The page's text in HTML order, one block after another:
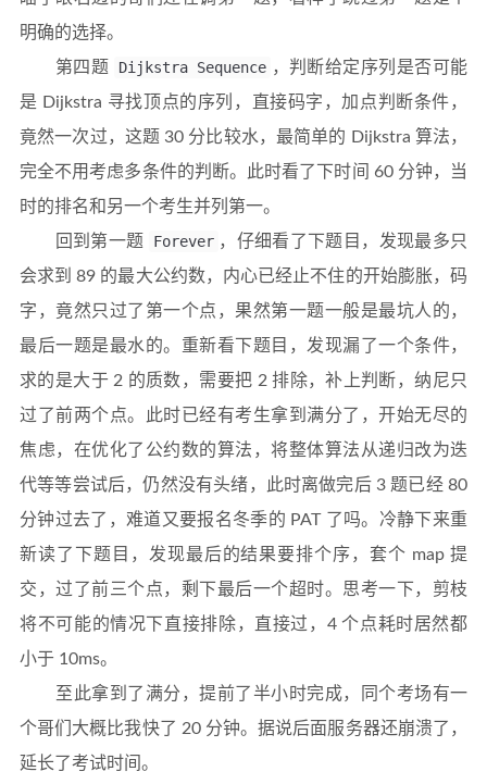
明确的选择。
第四题
Dijkstra Sequence ，判断给定序列是否可能
是 Dijkstra 寻找顶点的序列，直接码字，加点判断条件，
竟然一次过，这题 30 分比较水，最简单的 Dijkstra 算法，
完全不用考虑多条件的判断。此时看了下时间 60 分钟，当
时的排名和另一个考生并列第一。
回到第一题
Forever ，仔细看了下题目，发现最多只
会求到 89 的最大公约数，内心已经止不住的开始膨胀，码
字，竟然只过了第一个点，果然第一题一般是最坑人的，
最后一题是最水的。重新看下题目，发现漏了一个条件，
求的是大于 2 的质数，需要把 2 排除，补上判断，纳尼只
过了前两个点。此时已经有考生拿到满分了，开始无尽的
焦虑，在优化了公约数的算法，将整体算法从递归改为迭
代等等尝试后，仍然没有头绪，此时离做完后 3 题已经 80
分钟过去了，难道又要报名冬季的 PAT 了吗。冷静下来重
新读了下题目，发现最后的结果要排个序，套个 map 提
交，过了前三个点，剩下最后一个超时。思考一下，剪枝
将不可能的情况下直接排除，直接过，4 个点耗时居然都
小于 10ms。
至此拿到了满分，提前了半小时完成，同个考场有一
个哥们大概比我快了 20 分钟。据说后面服务器还崩溃了，
延长了考试时间。